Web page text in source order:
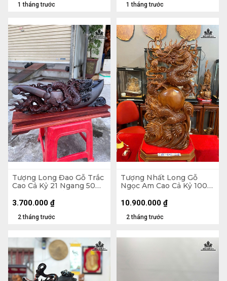
1 tháng trước 1 tháng trước
Tượng Long Đao Gỗ Trắc
Cao Cả Kỷ 21 Ngang 50
2 tháng trước
3.700.000 ₫
Tượng Nhất Long Gỗ
Ngọc Am Cao Cả Kỷ 100
2 tháng trước
10.900.000 ₫